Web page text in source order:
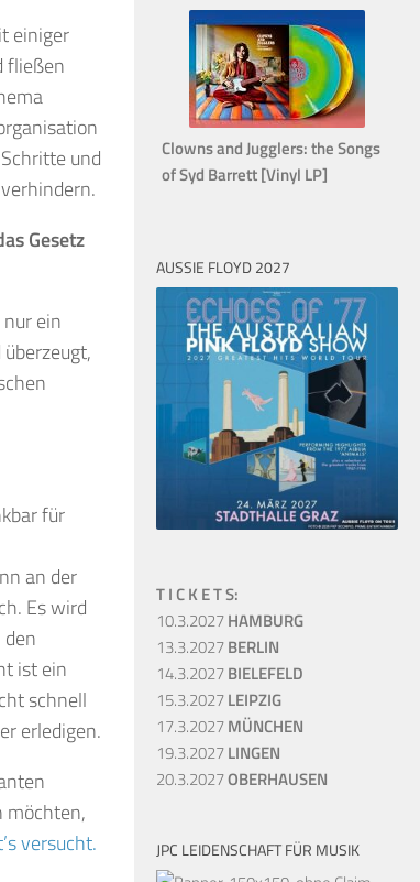
einiger
fließen
und
Gesetz
ein
für
an der
Es wird
ist ein
schnell
erledigen.
möchten,
versucht.
Clowns and Jugglers: the Songs
of Syd Barrett [Vinyl LP]
AUSSIE FLOYD 2027
T I C K E T S:
10.3.2027HAMBURG
13.3.2027BERLIN
14.3.2027BIELEFELD
15.3.2027LEIPZIG
17.3.2027MÜNCHEN
19.3.2027LINGEN
20.3.2027OBERHAUSEN
JPC LEIDENSCHAFT FÜR MUSIK